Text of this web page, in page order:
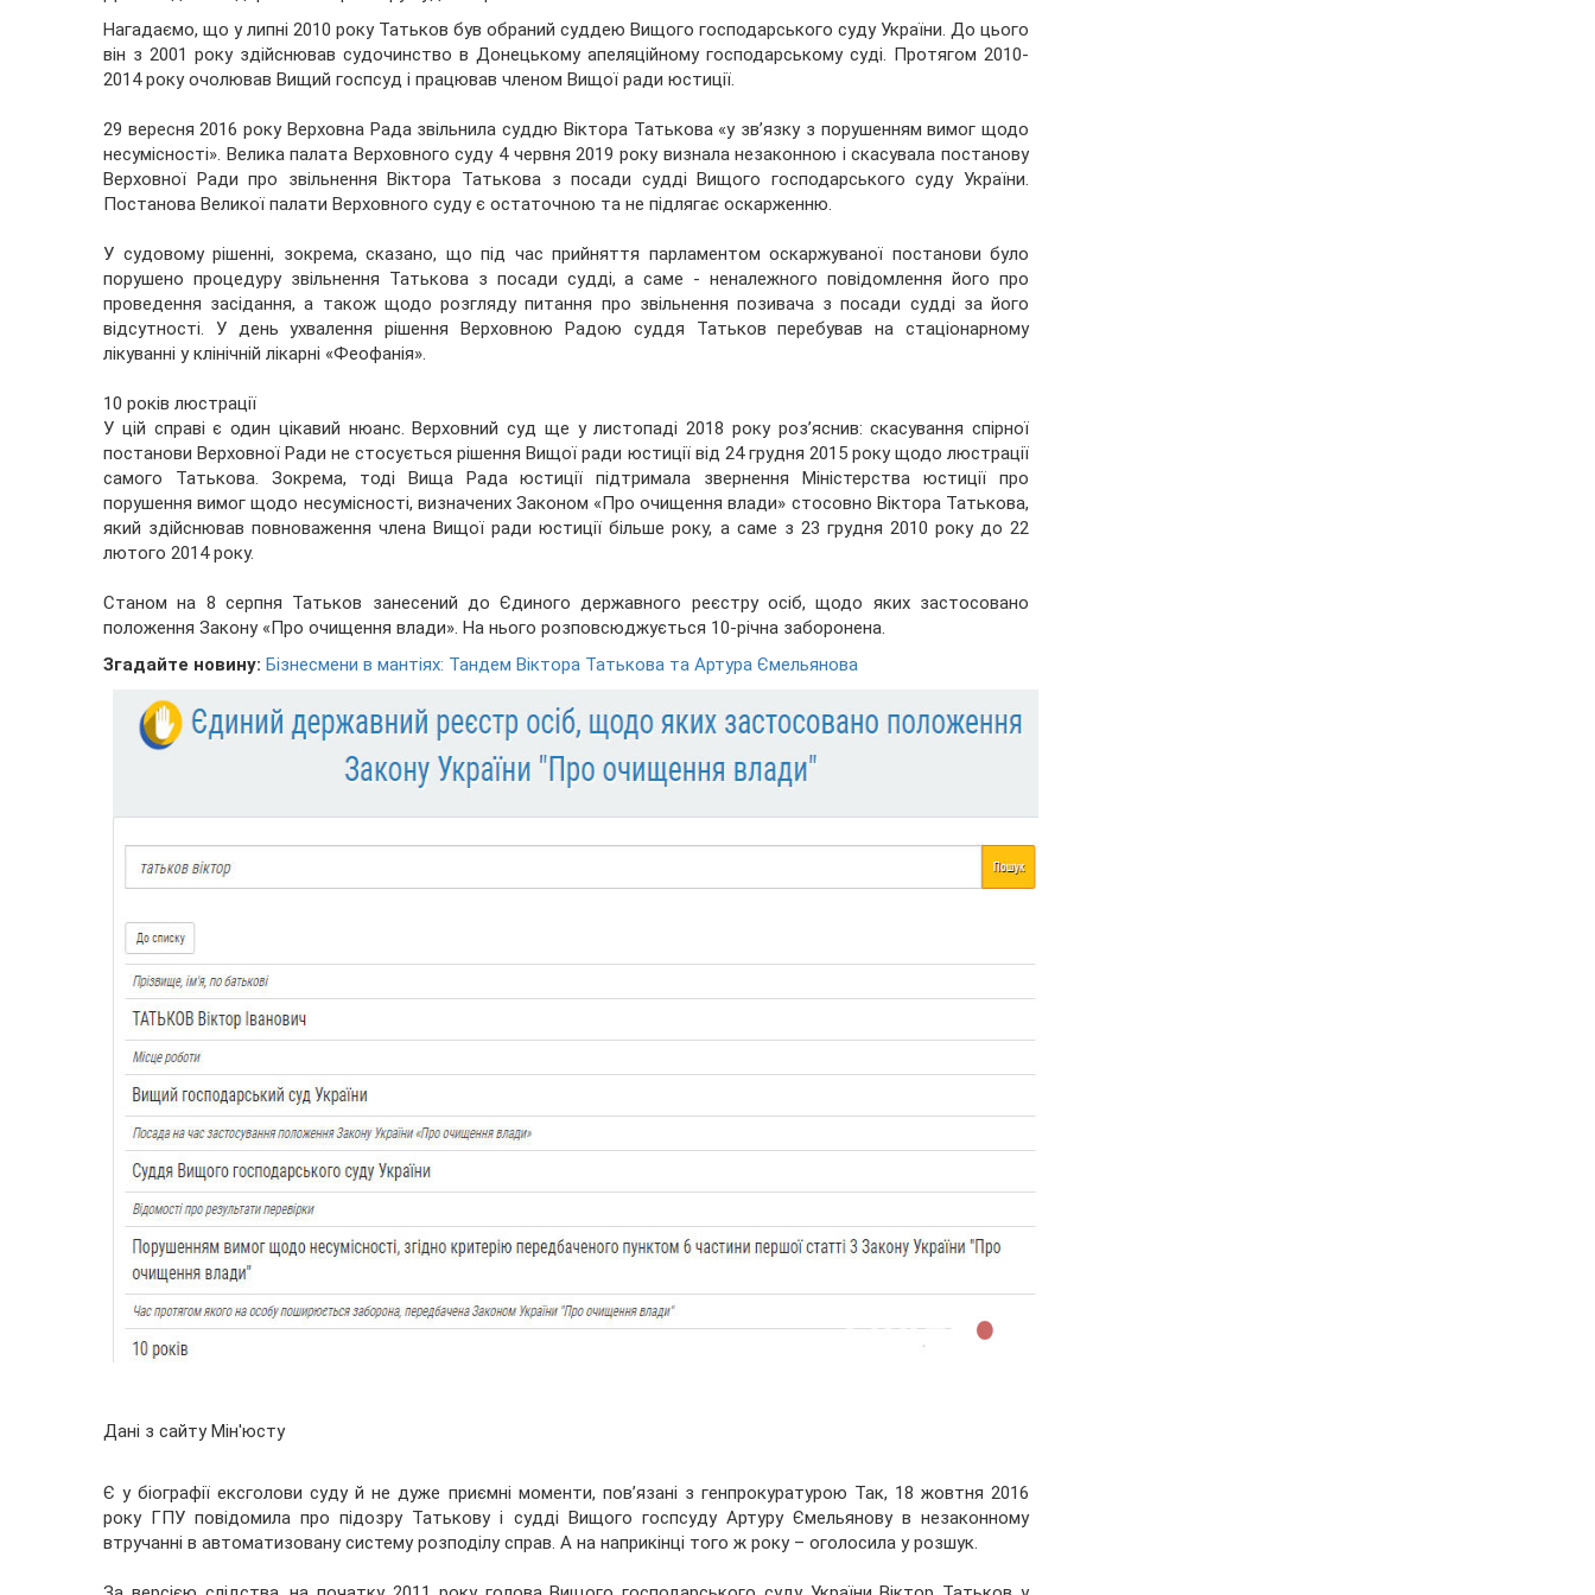
Нагадаємо, що у липні 2010 року Татьков був обраний суддею Вищого господарського суду України. До цього
він з 2001 року здійснював судочинство в Донецькому апеляційному господарському суді. Протягом 2010-
2014 року очолював Вищий госпсуд і працював членом Вищої ради юстиції.
29 вересня 2016 року Верховна Рада звільнила суддю Віктора Татькова «у зв’язку з порушенням вимог щодо
несумісності». Велика палата Верховного суду 4 червня 2019 року визнала незаконною і скасувала постанову
Верховної Ради про звільнення Віктора Татькова з посади судді Вищого господарського суду України.
Постанова Великої палати Верховного суду є остаточною та не підлягає оскарженню.
У судовому рішенні, зокрема, сказано, що під час прийняття парламентом оскаржуваної постанови було
порушено процедуру звільнення Татькова з посади судді, а саме - неналежного повідомлення його про
проведення засідання, а також щодо розгляду питання про звільнення позивача з посади судді за його
відсутності. У день ухвалення рішення Верховною Радою суддя Татьков перебував на стаціонарному
лікуванні у клінічній лікарні «Феофанія».
10 років люстрації
У цій справі є один цікавий нюанс. Верховний суд ще у листопаді 2018 року роз’яснив: скасування спірної
постанови Верховної Ради не стосується рішення Вищої ради юстиції від 24 грудня 2015 року щодо люстрації
самого Татькова. Зокрема, тоді Вища Рада юстиції підтримала звернення Міністерства юстиції про
порушення вимог щодо несумісності, визначених Законом «Про очищення влади» стосовно Віктора Татькова,
який здійснював повноваження члена Вищої ради юстиції більше року, а саме з 23 грудня 2010 року до 22
лютого 2014 року.
Станом на 8 серпня Татьков занесений до Єдиного державного реєстру осіб, щодо яких застосовано
положення Закону «Про очищення влади». На нього розповсюджується 10-річна заборонена.
Згадайте новину: Бізнесмени в мантіях: Тандем Віктора Татькова та Артура Ємельянова
Дані з сайту Мін'юсту
Є у біографії ексголови суду й не дуже приємні моменти, пов’язані з генпрокуратурою Так, 18 жовтня 2016
року ГПУ повідомила про підозру Татькову і судді Вищого госпсуду Артуру Ємельянову в незаконному
втручанні в автоматизовану систему розподілу справ. А на наприкінці того ж року – оголосила у розшук.